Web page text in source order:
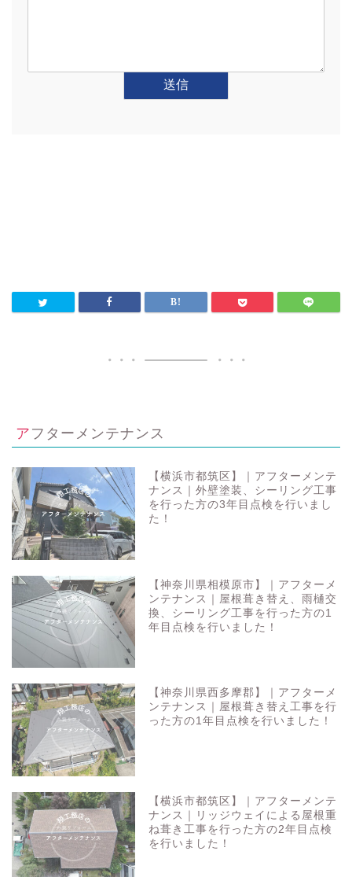
アフターメンテナンス
【横浜市都筑区】｜アフターメンテ
ナンス｜外壁塗装、シーリング工事
を行った方の3年目点検を行いまし
た！
【神奈川県相模原市】｜アフターメ
ンテナンス｜屋根葺き替え、雨樋交
換、シーリング工事を行った方の1
年目点検を行いました！
【神奈川県西多摩郡】｜アフターメ
ンテナンス｜屋根葺き替え工事を行
った方の1年目点検を行いました！
【横浜市都筑区】｜アフターメンテ
ナンス｜リッジウェイによる屋根重
ね葺き工事を行った方の2年目点検
を行いました！